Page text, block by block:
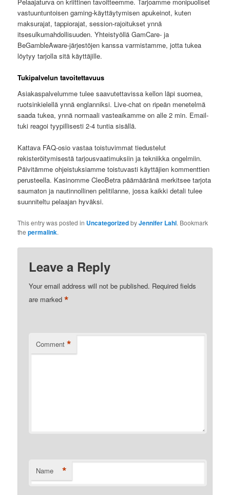
vastuuntuntoisen gaming-käyttäytymisen apukeinot, kuten
maksurajat, tappiorajat, session-rajoitukset ynnä
itsesulkumahdollisuuden. Yhteistyöllä GamCare- ja
BeGambleAware-järjestöjen kanssa varmistamme, jotta tukea
löytyy tarjolla sitä käyttäjille.
Tukipalvelun tavoitettavuus
Asiakaspalvelumme tulee saavutettavissa kellon läpi suomea,
ruotsinkielellä ynnä englanniksi. Live-chat on ripeän menetelmä
saada tukea, ynnä normaali vasteaikamme on alle 2 min. Email-
tuki reagoi tyypillisesti 2-4 tuntia sisällä.
Kattava FAQ-osio vastaa toistuvimmat tiedustelut
rekisteröitymisestä tarjousvaatimuksiin ja tekniikka ongelmiin.
Päivitämme ohjeistuksiamme toistuvasti käyttäjien kommenttien
perusteella. Kasinomme CleoBetra päämääränä merkitsee tarjota
saumaton ja nautinnollinen pelitilanne, jossa kaikki detali tulee
suunniteltu pelaajan hyväksi.
This entry was posted in UncategorizedbyJennifer Lahl. Bookmark
thepermalink.
Leave a Reply
Your email address will not be published. Required fields
are marked*
Comment *
Name *